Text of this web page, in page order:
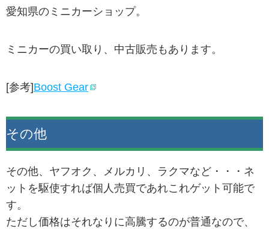
愛知県のミニカーショップ。
ミニカーの買い取り、中古販売もあります。
[参考]Boost Gear
その他
その他、ヤフオク、メルカリ、ラクマなど・・・ネ
ットを駆使すれば個人売買であれこれゲット可能で
す。
ただし価格はそれなりに高騰するのが普通なので、